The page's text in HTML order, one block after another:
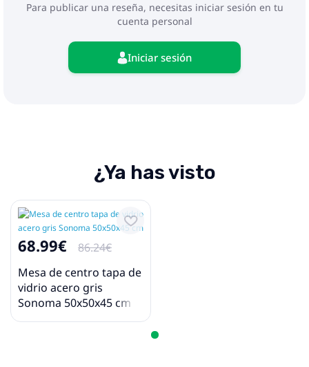
Para publicar una reseña, necesitas iniciar sesión en tu
cuenta personal
Iniciar sesión
¿Ya has visto
68.99€
86.24€
Mesa de centro tapa de
vidrio acero gris
Sonoma 50x50x45 cm